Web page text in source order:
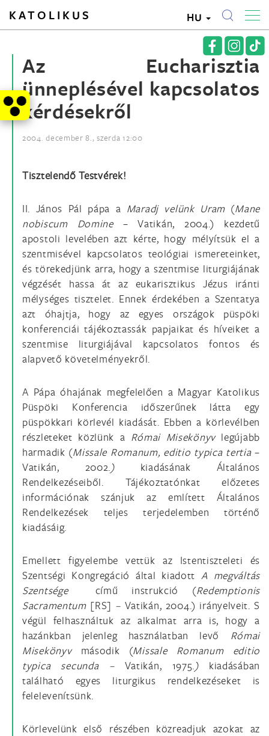
KATOLIKUS HU
Az Eucharisztia
ünneplésével kapcsolatos
kérdésekről
2004. december 8., szerda 12:00
Tisztelendő Testvérek!
II. János Pál pápa a Maradj velünk Uram(Mane
nobiscum Domine– Vatikán, 2004.) kezdetű
apostoli levelében azt kérte, hogy mélyítsük el a
szentmisével kapcsolatos teológiai ismereteinket,
és törekedjünk arra, hogy a szentmise liturgiájának
végzését hassa át az eukarisztikus Jézus iránti
mélységes tisztelet. Ennek érdekében a Szentatya
azt óhajtja, hogy az egyes országok püspöki
konferenciái tájékoztassák papjaikat és híveiket a
szentmise liturgiájával kapcsolatos fontos és
alapvető követelményekről.
A Pápa óhajának megfelelően a Magyar Katolikus
Püspöki Konferencia időszerűnek látta egy
püspökkari körlevél kiadását. Ebben a körlevélben
részleteket közlünk a Római Misekönyvlegújabb
harmadik (Missale Romanum, editio typica tertia–
Vatikán, 2002.)kiadásának Általános
Rendelkezéseiből. Tájékoztatónkat előzetes
információnak szánjuk az említett Általános
Rendelkezések teljes terjedelemben történő
kiadásáig.
Emellett figyelembe vettük az Istentiszteleti és
Szentségi Kongregáció által kiadottA megváltás
Szentsége
című instrukció (Redemptionis
Sacramentum[RS] – Vatikán, 2004.) irányelveit. S
végül felhasználtuk az alkalmat arra is, hogy a
hazánkban jelenleg használatban levő Római
Misekönyvmásodik (Missale Romanum editio
typica secunda – Vatikán, 1975.)kiadásában
található egyes liturgikus rendelkezéseket is
felelevenítsünk.
Körlevelünk első részében közreadjuk azokat az